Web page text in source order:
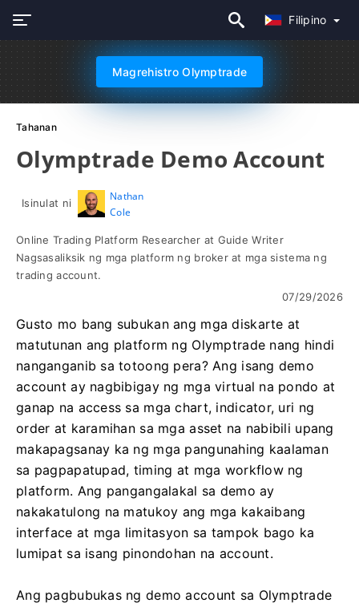
Filipino
Magrehistro Olymptrade
Tahanan
Olymptrade Demo Account
Isinulat ni
Nathan
Cole
Online Trading Platform Researcher at Guide Writer
Nagsasaliksik ng mga platform ng broker at mga sistema ng
trading account.
07/29/2026
Gusto mo bang subukan ang mga diskarte at
matutunan ang platform ng Olymptrade nang hindi
nanganganib sa totoong pera? Ang isang demo
account ay nagbibigay ng mga virtual na pondo at
ganap na access sa mga chart, indicator, uri ng
order at karamihan sa mga asset na nabibili upang
makapagsanay ka ng mga pangunahing kaalaman
sa pagpapatupad, timing at mga workflow ng
platform. Ang pangangalakal sa demo ay
nakakatulong na matukoy ang mga kakaibang
interface at mga limitasyon sa tampok bago ka
lumipat sa isang pinondohan na account.
Ang pagbubukas ng demo account sa Olymptrade